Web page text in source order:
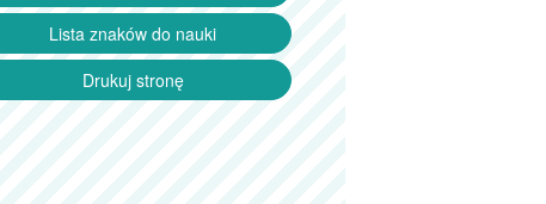
Lista znaków do nauki
Drukuj stronę